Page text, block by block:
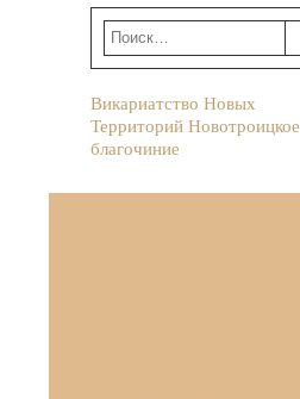
Викариатство Новых
Территорий Новотроицкое
благочиние